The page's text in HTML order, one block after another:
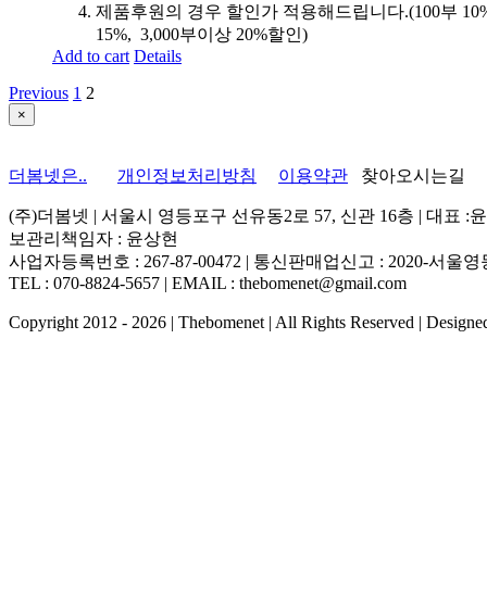
제품후원의 경우 할인가 적용해드립니다.(100부
15%, 3,000부이상 20%할인)
Add to cart Details
Previous 1 2
Close
product
×
더봄넷은.. 개인정보처리방침 이용약관 찾아오시는길
(주)더봄넷 | 서울시 영등포구 선유동2로 57, 신관 16층 | 대표 :
보관리책임자 : 윤상현
사업자등록번호 : 267-87-00472 | 통신판매업신고 : 2020-서울영
TEL : 070-8824-5657 | EMAIL : thebomenet@gmail.com
Copyright 2012 - 2026 | Thebomenet | All Rights Reserved |